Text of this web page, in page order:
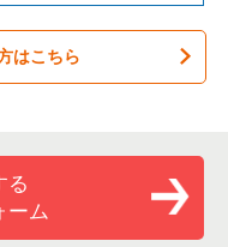
件の案件一覧
案件一覧
の案件一覧
案件一覧
件の案件一覧
売却物件の案件一覧
一覧
抜き売却物件の案件一
はこちら
る
ーム